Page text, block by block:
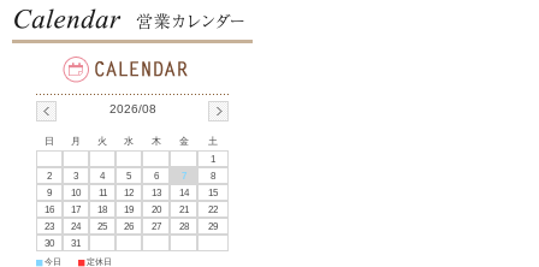
2026/08
日 月 火 水 木 金
土
1
2
3 4 5 6 7
8
9
10 11 12 13 14
15
16
17 18 19 20 21
22
23
24 25 26 27 28
29
30
31
■ 今日 ■ 定休日